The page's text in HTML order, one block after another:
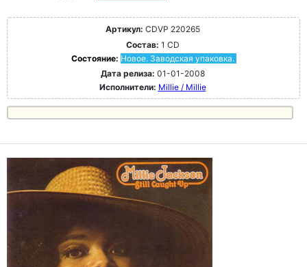
Артикул: CDVP 220265
Состав: 1 CD
Состояние: Новое. Заводская упаковка.
Дата релиза: 01-01-2008
Исполнители: Millie / Millie